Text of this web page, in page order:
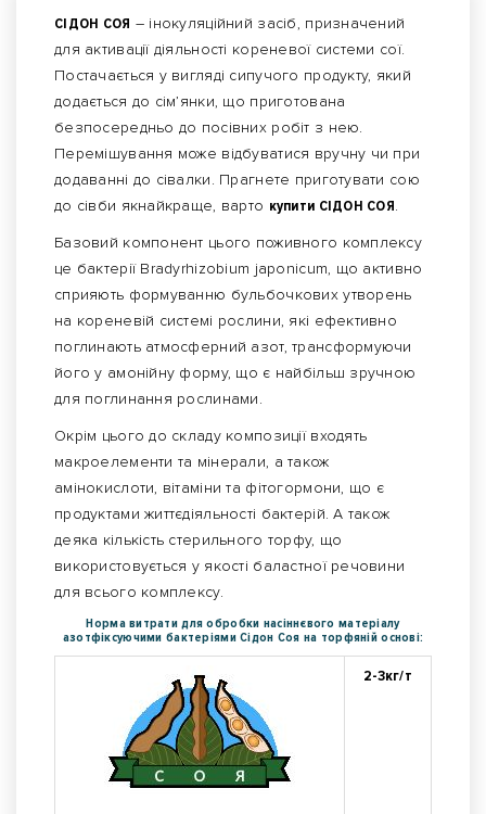
СІДОН СОЯ – інокуляційний засіб, призначений
для активації діяльності кореневої системи сої.
Постачається у вигляді сипучого продукту, який
додається до сім’янки, що приготована
безпосередньо до посівних робіт з нею.
Перемішування може відбуватися вручну чи при
додаванні до сівалки. Прагнете приготувати сою
до сівби якнайкраще, варто купити СІДОН СОЯ.
Базовий компонент цього поживного комплексу
це бактерії Bradyrhizobium japonicum, що активно
сприяють формуванню бульбочкових утворень
на кореневій системі рослини, які ефективно
поглинають атмосферний азот, трансформуючи
його у амонійну форму, що є найбільш зручною
для поглинання рослинами.
Окрім цього до складу композиції входять
макроелементи та мінерали, а також
амінокислоти, вітаміни та фітогормони, що є
продуктами життєдіяльності бактерій. А також
деяка кількість стерильного торфу, що
використовується у якості баластної речовини
для всього комплексу.
Норма витрати для обробки насіннєвого матеріалу
азотфіксуючими бактеріями Сідон Соя на торфяній основі:
2-3кг/т